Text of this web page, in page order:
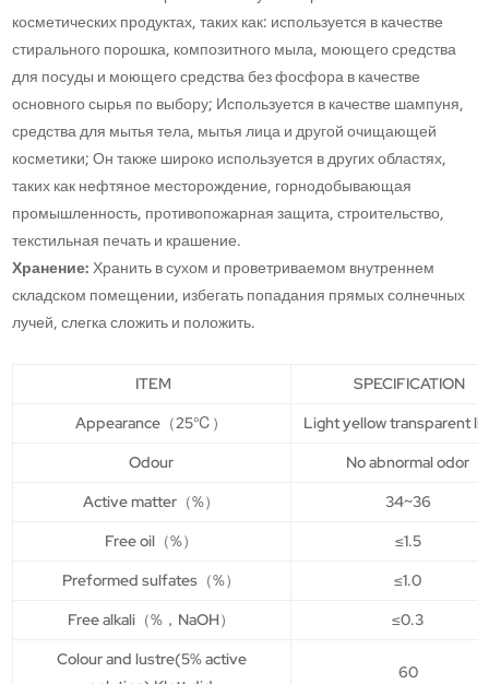
косметических продуктах, таких как: используется в качестве
стирального порошка, композитного мыла, моющего средства
для посуды и моющего средства без фосфора в качестве
основного сырья по выбору; Используется в качестве шампуня,
средства для мытья тела, мытья лица и другой очищающей
косметики; Он также широко используется в других областях,
таких как нефтяное месторождение, горнодобывающая
промышленность, противопожарная защита, строительство,
текстильная печать и крашение.
Хранение: Хранить в сухом и проветриваемом внутреннем
складском помещении, избегать попадания прямых солнечных
лучей, слегка сложить и положить.
ITEM
SPECIFICATION
Appearance（25℃）
Light yellow transparent
Odour
No abnormal odor
Active matter（%）
34~36
Free oil（%）
≤1.5
Preformed sulfates（%）
≤1.0
Free alkali（%，NaOH）
≤0.3
Colour and lustre(5% active
60